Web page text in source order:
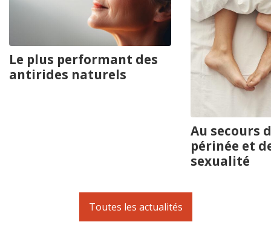
Le plus performant des
antirides naturels
Au secours
périnée et
sexualité
Toutes les actualités